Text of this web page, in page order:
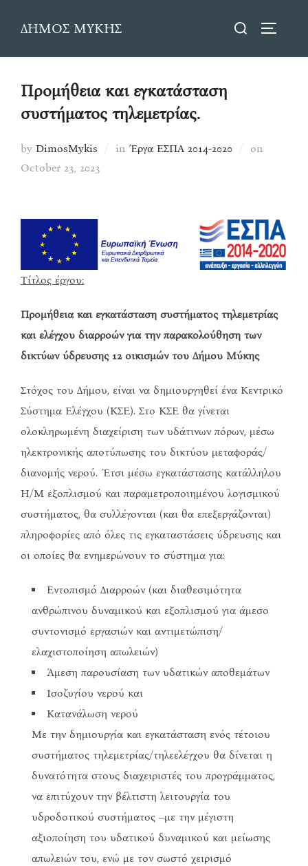
ΔΗΜΟΣ ΜΥΚΗΣ
Search
Προμήθεια και εγκατάσταση
συστήματος τηλεμετρίας.
by DimosMykis in Έργα ΕΣΠΑ 2014-2020 on
October 23, 2023
Τίτλος έργου:
Προμήθεια και εγκατάσταση συστήματος τηλεμετρίας
και ελέγχου διαρροών για την παρακολούθηση των
δικτύων ύδρευσης 12 οικισμών του Δήμου Μύκης
Στόχος του Δήμου, είναι να δημιουργηθεί ένα Κεντρικό
Σύστημα Ελέγχου (ΚΣΕ). Στο ΚΣΕ θα γίνεται
ολοκληρωμένη διαχείριση των υδάτινων πόρων, μέσω
ηλεκτρονικής αποτύπωσης του δικτύου μεταφοράς/
διανομής νερού. Έτσι μέσω εγκατάστασης κατάλληλου
Η/Μ εξοπλισμού και παραμετροποιημένου λογισμικού
συστήματος, θα συλλέγονται (και θα επεξεργάζονται)
πληροφορίες από όλες τις εγκαταστάσεις ύδρευσης και
οι οποίες θα ενημερώνουν το σύστημα για:
Εντοπισμό Διαρροών (και διαθεσιμότητα
ανθρώπινου δυναμικού και εξοπλισμού για άμεσο
συντονισμό εργασιών και αντιμετώπιση/
ελαχιστοποίηση απωλειών)
Άμεση παρουσίαση των υδατικών αποθεμάτων
Ισοζυγίου νερού και
Κατανάλωση νερού
Με την δημιουργία και εγκατάσταση ενός τέτοιου
συστήματος τηλεμετρίας/τηλεελέγχου θα δίνεται η
δυνατότητα στους διαχειριστές του προγράμματος,
να επιτύχουν την βέλτιστη λειτουργία του
υδροδοτικού συστήματος –με την μέγιστη
αξιοποίηση του υδατικού δυναμικού και μείωσης
απωλειών του, ενώ με τον σωστό χειρισμό